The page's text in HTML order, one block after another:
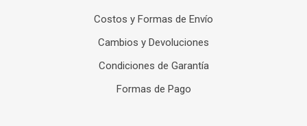
Costos y Formas de Envío
Cambios y Devoluciones
Condiciones de Garantía
Formas de Pago